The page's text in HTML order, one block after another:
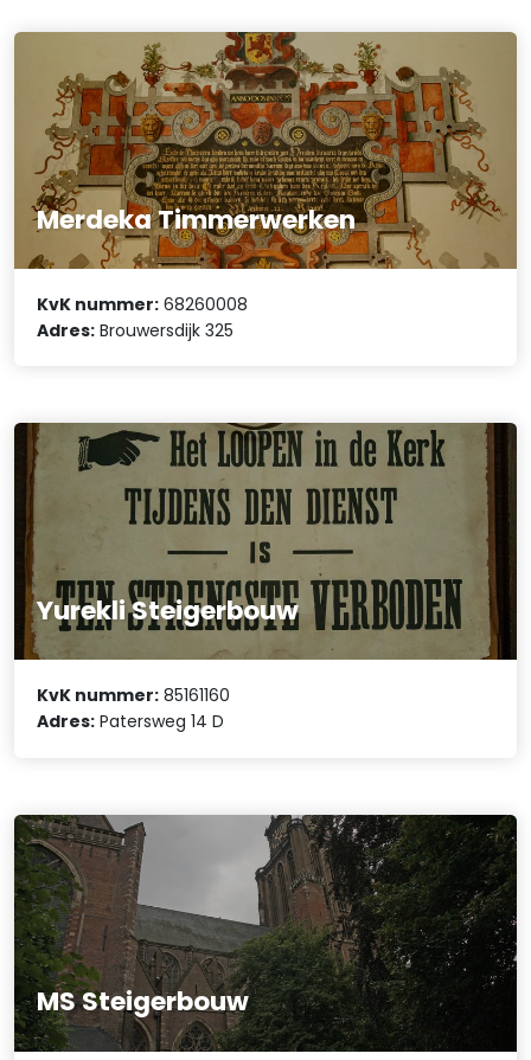
Merdeka Timmerwerken
KvK nummer: 68260008
Adres: Brouwersdijk 325
Yurekli Steigerbouw
KvK nummer: 85161160
Adres: Patersweg 14 D
MS Steigerbouw